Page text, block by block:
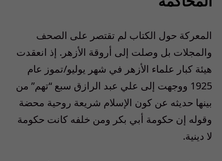
المعركة حول الكتاب لم تقتصر على الصحف
والمجلات بل وصلت إلى أروقة الأزهر. إذ انعقدت
هيئة كبار علماء الأزهر في شهر يوليو/تموز عام
1925 ووجهت إلى علي عبد الرازق سبع “تهم” من
بينها حديثه عن كون الإسلام شريعة روحية محضة
وقوله إن حكومة أبي بكر ومن خلفه كانت حكومة
لا دينية.